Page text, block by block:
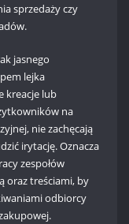
sprzedaży czy
jasnego
lejka
kreacje lub
na
nie zachęcają
irytację. Oznacza
zespołów
oraz treściami, by
odbiorcy